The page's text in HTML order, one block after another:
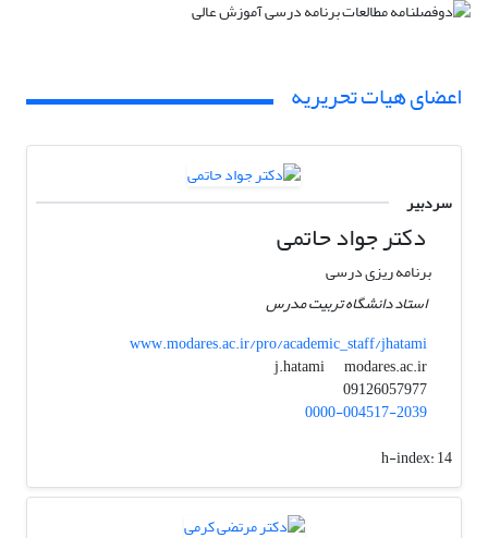
اعضای هیات تحریریه
سردبیر
دکتر جواد حاتمی
برنامه ریزی درسی
استاد دانشگاه تربیت مدرس
www.modares.ac.ir/pro/academic_staff/jhatami
j.hatami
modares.ac.ir
09126057977
0000-004517-2039
h-index:14